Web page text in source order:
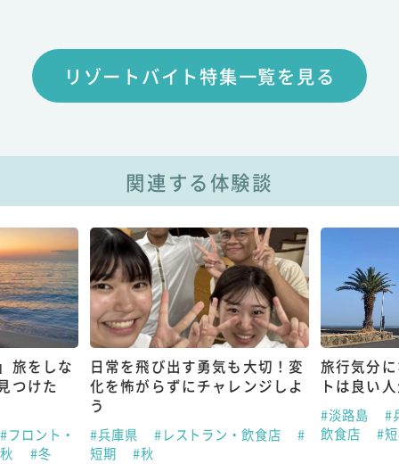
リゾートバイト特集一覧を見る
関連する体験談
旅をしな
つけた
#フロント・
#冬
日常を飛び出す勇気も大切！変
化を怖がらずにチャレンジしよ
う
#兵庫県 #レストラン・飲食店
#
短期
#秋
旅行気分
トは良い
#淡路島
#
飲食店
#